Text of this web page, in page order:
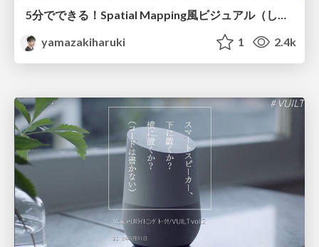
5分でできる！Spatial Mapping風ビジュアル（しかもイラレ）
yamazakiharuki
1 2.4k